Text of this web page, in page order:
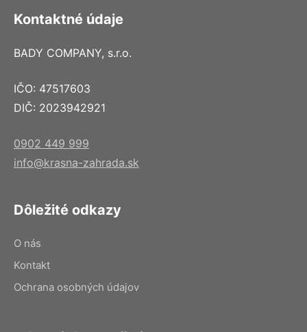
Kontaktné údaje
BADY COMPANY, s.r.o.
IČO: 47517603
DIČ: 2023942921
0902 449 999
info@krasna-zahrada.sk
Dôležité odkazy
O nás
Kontakt
Ochrana osobných údajov